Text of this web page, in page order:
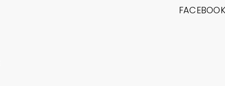
FACEBOOK